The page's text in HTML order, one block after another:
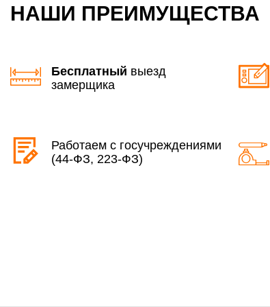
НАШИ ПРЕИМУЩЕСТВА
Бесплатный выезд
замерщика
Работаем с госучреждениями
(44-ФЗ, 223-ФЗ)